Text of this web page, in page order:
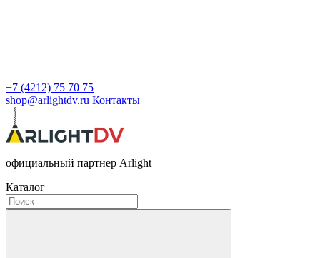
+7 (4212) 75 70 75
shop@arlightdv.ru Контакты
официальный партнер Arlight
Каталог